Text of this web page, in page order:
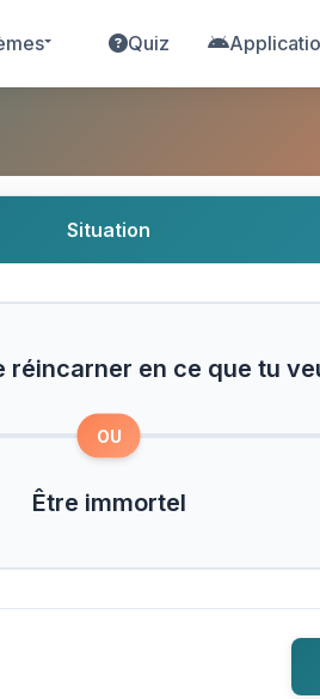
Quiz
tu veux ou Être immortel ?
Situation
réincarner en ce que tu
OU
Être immortel